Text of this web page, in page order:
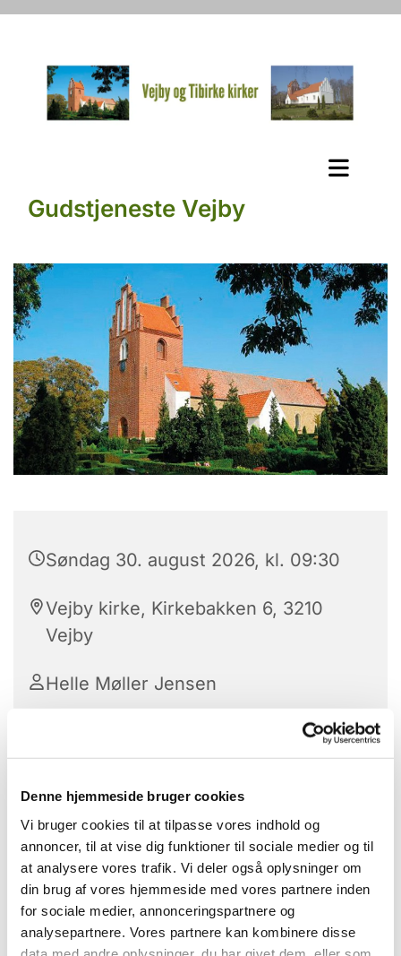
Denne hjemmeside bruger cookies
Vi bruger cookies til at tilpasse vores indhold og
annoncer, til at vise dig funktioner til sociale medier og til
at analysere vores trafik. Vi deler også oplysninger om
din brug af vores hjemmeside med vores partnere inden
for sociale medier, annonceringspartnere og
analysepartnere. Vores partnere kan kombinere disse
Gudstjeneste Vejby
Søndag 30. august 2026, kl. 09:30
Vejby kirke, Kirkebakken 6, 3210
Vejby
Helle Møller Jensen